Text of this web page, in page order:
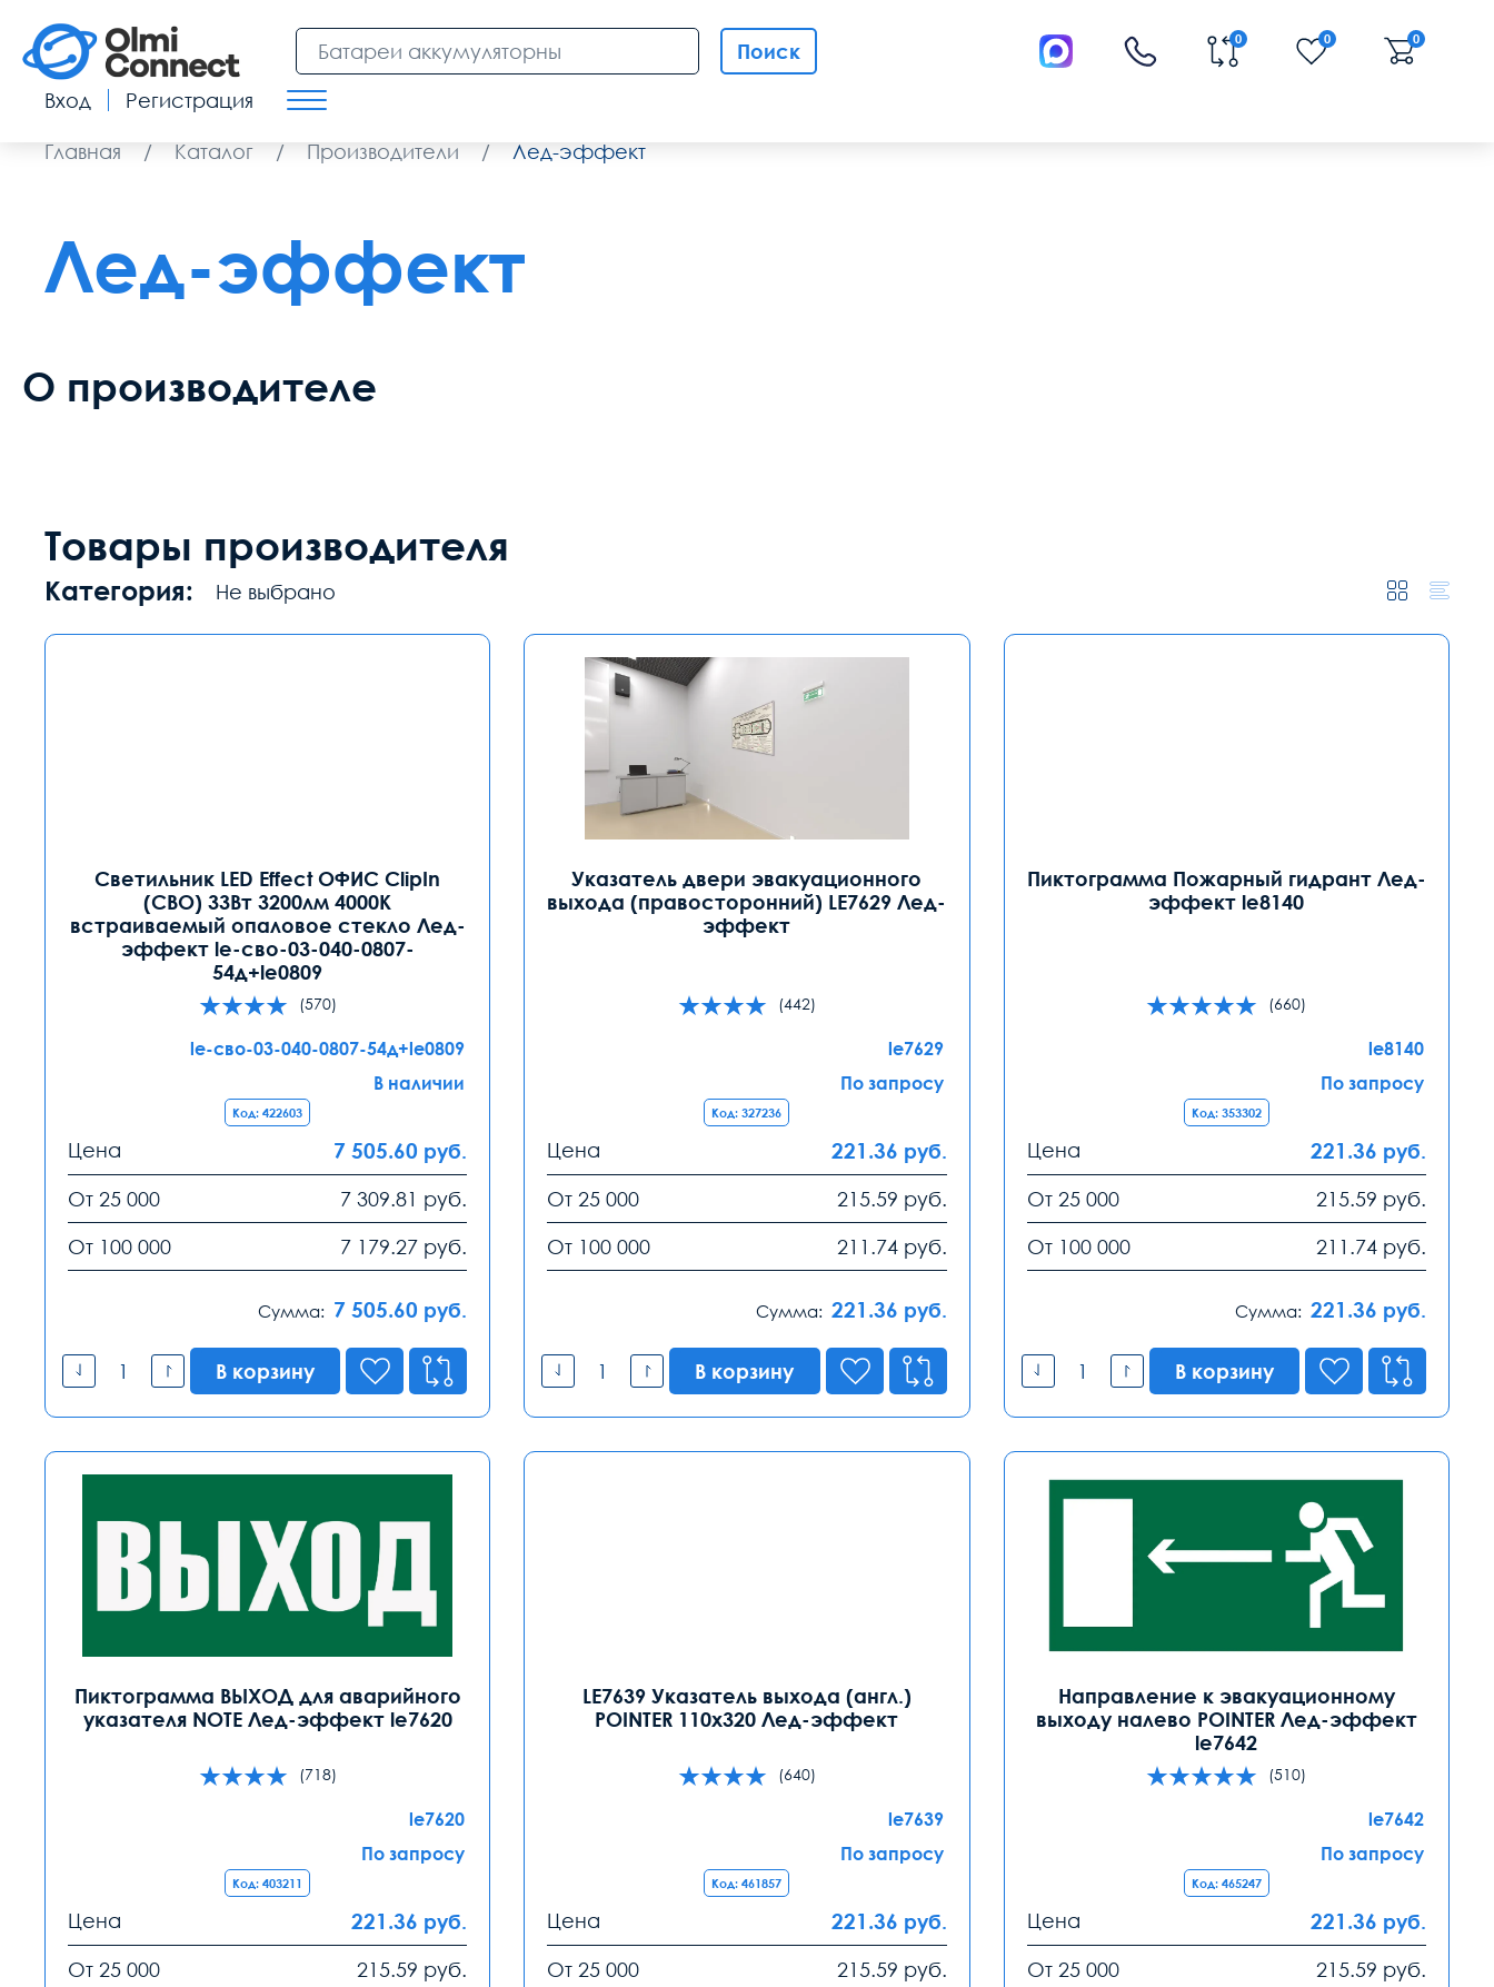
Поиск
0 0 0
Вход Регистрация
Главная / Каталог / Производители / Лед-эффект
Лед-эффект
О производителе
Товары производителя
Категория: Не выбрано
Светильник LED Effect ОФИС ClipIn
(СВО) 33Вт 3200лм 4000К
встраиваемый опаловое стекло Лед-
эффект le-сво-03-040-0807-
54д+le0809
(570)
le-сво-03-040-0807-54д+le0809
В наличии
Код: 422603
Цена 7 505.60 руб.
От 25 000
7 309.81 руб.
От 100 000
7 179.27 руб.
Сумма: 7 505.60 руб.
В корзину
Указатель двери эвакуационного
выхода (правосторонний) LE7629 Лед-
эффект
(442)
le7629
По запросу
Код: 327236
Цена 221.36 руб.
От 25 000
215.59 руб.
От 100 000
211.74 руб.
Сумма: 221.36 руб.
В корзину
Пиктограмма Пожарный гидрант Лед-
эффект le8140
(660)
le8140
По запросу
Код: 353302
Цена 221.36 руб.
От 25 000
215.59 руб.
От 100 000
211.74 руб.
Сумма: 221.36 руб.
В корзину
Пиктограмма ВЫХОД для аварийного
указателя NOTE Лед-эффект le7620
(718)
le7620
По запросу
Код: 403211
Цена 221.36 руб.
От 25 000
215.59 руб.
LE7639 Указатель выхода (англ.)
POINTER 110х320 Лед-эффект
(640)
le7639
По запросу
Код: 461857
Цена 221.36 руб.
От 25 000
215.59 руб.
Направление к эвакуационному
выходу налево POINTER Лед-эффект
le7642
(510)
le7642
По запросу
Код: 465247
Цена 221.36 руб.
От 25 000
215.59 руб.